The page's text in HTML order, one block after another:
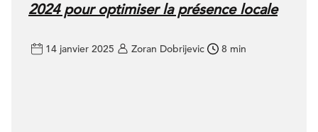
2024 pour optimiser la présence locale
14 janvier 2025 Zoran Dobrijevic 8 min